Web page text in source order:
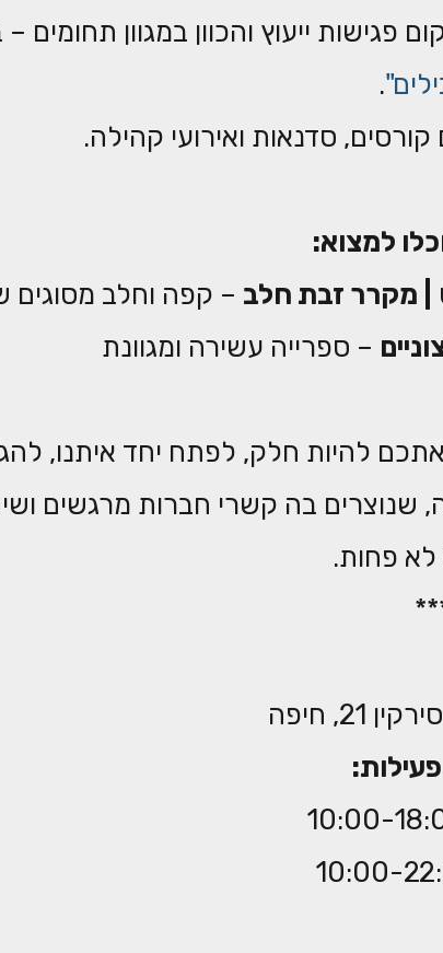
פגישות ייעוץ והכוון במגוון תחומים
.
סדנאות ואירועי קהילה.
למצוא:
מקרר זבת חלב – קפה וחלב מסוגים
– ספרייה עשירה ומגוונת
להיות חלק, לפתח יחד איתנו,
בה קשרי חברות מרגשים
פחות.
21, חיפה